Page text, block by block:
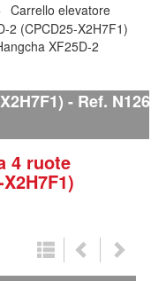
Carrello elevatore
2 (CPCD25-X2H7F1)
XF25D-2
Ref.
4 ruote